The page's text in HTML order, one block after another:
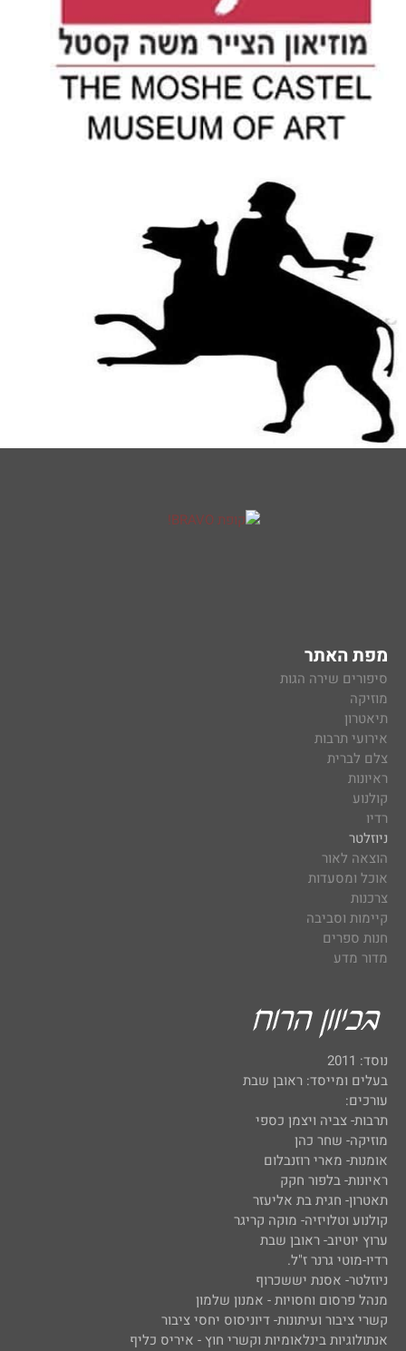
מפת האתר
סיפורים שירה הגות
מוזיקה
תיאטרון
אירועי תרבות
צלם לברית
ראיונות
קולנוע
רדיו
ניוזלטר
הוצאה לאור
אוכל ומסעדות
צרכנות
קיימות וסביבה
חנות ספרים
מדור מדע
נוסד: 2011
בעלים ומייסד: ראובן שבת
עורכים:
תרבות- צביה ויצמן כספי
מוזיקה- שחר כהן
אומנות- מארי רוזנבלום
ראיונות- בלפור חקק
תאטרון- חגית בת אליעזר
קולנוע וטלויזיה- מוקה קריגר
ערוץ יוטיוב- ראובן שבת
רדיו-מוטי גרנר ז"ל.
ניוזלטר- אסנת יששכרוף
מנהל פרסום וחסויות - אמנון שלמון
קשרי ציבור ועיתונות- דיוניסוס יחסי ציבור
אנתולוגיות בינלאומיות וקשרי חוץ - איריס כליף